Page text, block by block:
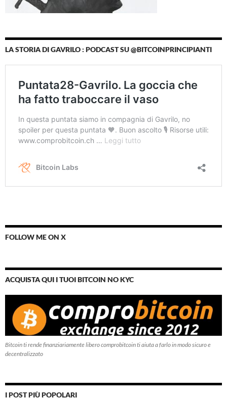
LA STORIA DI GAVRILO : PODCAST SU @BITCOINPRINCIPIANTI
FOLLOW ME ON X
ACQUISTA QUI I TUOI BITCOIN NO KYC
Bitcoin ti rende finanziariamente libero comprobitcoin ti aiuta a farlo in modo sicuro e
decentralizzato
I POST PIÙ POPOLARI